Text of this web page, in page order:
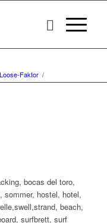
Faktor /
bocas del toro,
sommer, hostel, hotel,
beach,
surfbrett, surf